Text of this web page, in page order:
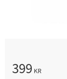
399 KR